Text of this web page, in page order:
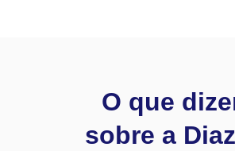
O que
sobre a